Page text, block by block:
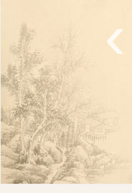
科
技
发
展
有
‹